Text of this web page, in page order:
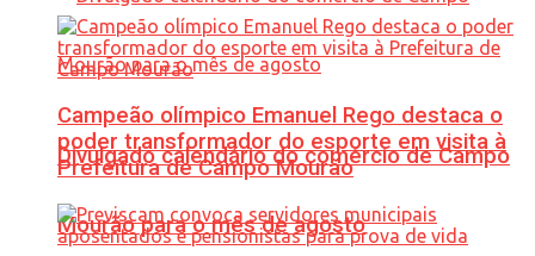
Divulgado calendário do comércio de Campo
Mourão para o mês de agosto
Campeão olímpico Emanuel Rego destaca o
poder transformador do esporte em visita à
Prefeitura de Campo Mourão